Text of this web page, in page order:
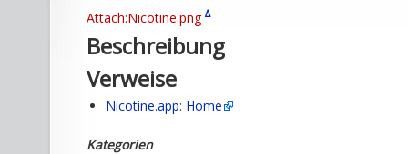
Attach:Nicotine.pngΔ
Beschreibung
Verweise
Nicotine.app: Home
Kategorien